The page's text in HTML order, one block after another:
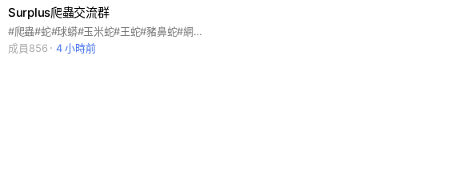
Surplus爬蟲交流群
#爬蟲#蛇#球蟒#玉米蛇#王蛇#豬鼻蛇#網紋蟒#緬甸蟒#守宮#豹紋守宮#肥尾守宮#蜥蜴#巨蜥冷凍鼠#蟋蟀#杜比亞#紅蟑
成員856
4 小時前